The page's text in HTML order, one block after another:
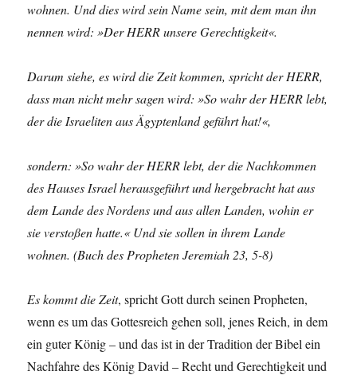
wohnen. Und dies wird sein Name sein, mit dem man ihn
nennen wird: »Der HERR unsere Gerechtigkeit«.
Darum siehe, es wird die Zeit kommen, spricht der HERR,
dass man nicht mehr sagen wird: »So wahr der HERR lebt,
der die Israeliten aus Ägyptenland geführt hat!«,
sondern: »So wahr der HERR lebt, der die Nachkommen
des Hauses Israel herausgeführt und hergebracht hat aus
dem Lande des Nordens und aus allen Landen, wohin er
sie verstoßen hatte.« Und sie sollen in ihrem Lande
wohnen. (Buch des Propheten Jeremiah 23, 5-8)
Es kommt die Zeit, spricht Gott durch seinen Propheten,
wenn es um das Gottesreich gehen soll, jenes Reich, in dem
ein guter König – und das ist in der Tradition der Bibel ein
Nachfahre des König David – Recht und Gerechtigkeit und